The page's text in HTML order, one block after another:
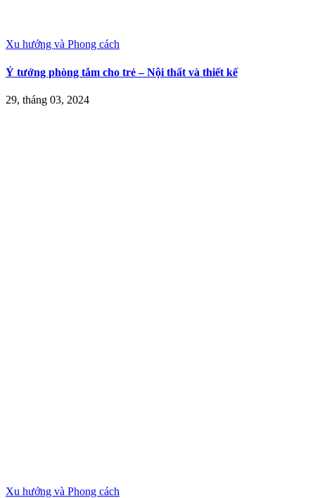
Xu hướng và Phong cách
Ý tưởng phòng tắm cho trẻ – Nội thất và thiết kế
29, tháng 03, 2024
Xu hướng và Phong cách